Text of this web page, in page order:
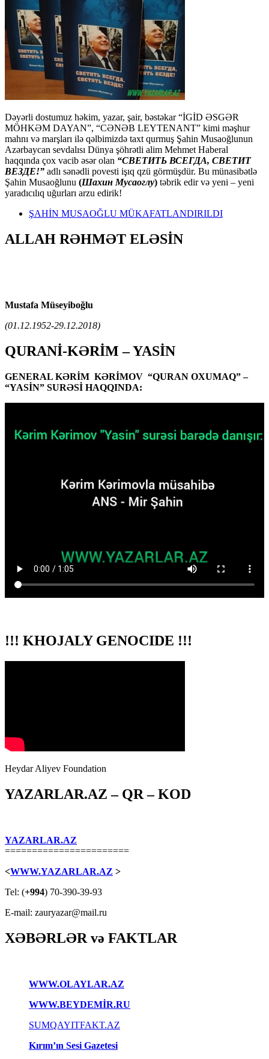
Dəyərli dostumuz həkim, yazar, şair, bəstəkar “İGİD ƏSGƏR
MÖHKƏM DAYAN”, “CƏNƏB LEYTENANT” kimi məşhur
mahnı və marşları ilə qəlbimizdə taxt qurmuş Şahin Musaoğlunun
Azərbaycan sevdalısı Dünya şöhrətli alim Mehmet Haberal
haqqında çox vacib əsər olan “СВЕТИТЬ ВСЕГДА, СВЕТИТ
ВЕЗДЕ!” adlı sənədli povesti işıq qzü görmüşdür. Bu münasibətlə
Şahin Musaoğlunu (Шахин Мусаоглу) təbrik edir və yeni – yeni
yaradıcılıq uğurları arzu edirik!
ŞAHİN MUSAOĞLU MÜKAFATLANDIRILDI
ALLAH RƏHMƏT ELƏSİN
Mustafa Müseyiboğlu
(01.12.1952-29.12.2018)
QURANİ-KƏRİM – YASİN
GENERAL KƏRİM KƏRİMOV “QURAN OXUMAQ” –
“YASİN” SURƏSİ HAQQINDA:
!!! KHOJALY GENOCIDE !!!
Heydar Aliyev Foundation
YAZARLAR.AZ – QR – KOD
YAZARLAR.AZ
=======================
<WWW.YAZARLAR.AZ >
Tel: (+994) 70-390-39-93
E-mail: zauryazar@mail.ru
XƏBƏRLƏR və FAKTLAR
WWW.OLAYLAR.AZ
WWW.BEYDEMİR.RU
SUMQAYITFAKT.AZ
Kırım’ın Sesi Gazetesi